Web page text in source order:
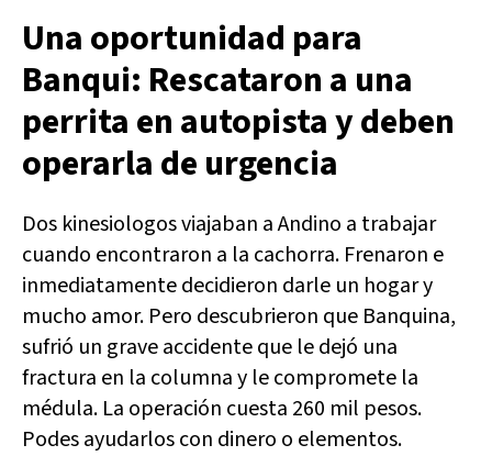
Una oportunidad para
Banqui: Rescataron a una
perrita en autopista y deben
operarla de urgencia
Dos kinesiologos viajaban a Andino a trabajar
cuando encontraron a la cachorra. Frenaron e
inmediatamente decidieron darle un hogar y
mucho amor. Pero descubrieron que Banquina,
sufrió un grave accidente que le dejó una
fractura en la columna y le compromete la
médula. La operación cuesta 260 mil pesos.
Podes ayudarlos con dinero o elementos.